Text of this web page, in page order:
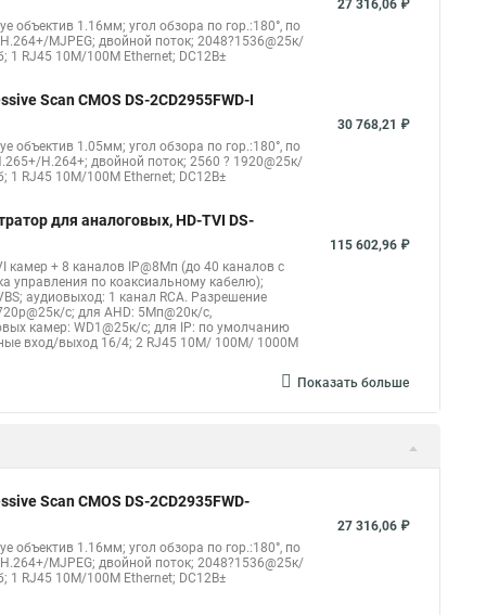
Уличная камера Hikvision ip camera
объектив 1.16мм; угол обзора по гор.:180°, по
MJPEG; двойной поток; 2048?1536@25к/
1 RJ45 10M/100M Ethernet; DC12В±
27 316,06 ₽
Scan CMOS DS-2CD2955FWD-I
объектив 1.05мм; угол обзора по гор.:180°, по
H.264+; двойной поток; 2560 ? 1920@25к/
1 RJ45 10M/100M Ethernet; DC12В±
30 768,21 ₽
для аналоговых, HD-TVI DS-
камер + 8 каналов IP@8Мп (до 40 каналов с
управления по коаксиальному кабелю);
аудиовыход: 1 канал RCA. Разрешение
с; для AHD: 5Мп@20к/с,
камер: WD1@25к/с; для IP: по умолчанию
вход/выход 16/4; 2 RJ45 10M/ 100M/ 1000М
115 602,96 ₽
Показать больше
Scan CMOS DS-2CD2935FWD-
объектив 1.16мм; угол обзора по гор.:180°, по
MJPEG; двойной поток; 2048?1536@25к/
1 RJ45 10M/100M Ethernet; DC12В±
27 316,06 ₽